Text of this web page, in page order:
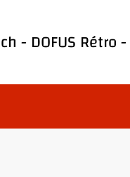
-DOFUS Rétro-